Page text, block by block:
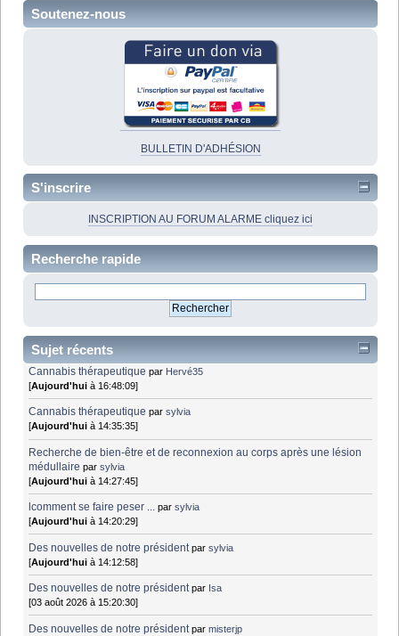
Soutenez-nous
BULLETIN D'ADHÉSION
S'inscrire
INSCRIPTION AU FORUM ALARME cliquez ici
Recherche rapide
Sujet récents
Cannabis thérapeutique par Hervé35
[Aujourd'hui à 16:48:09]
Cannabis thérapeutique parsylvia
[Aujourd'hui à 14:35:35]
Recherche de bien-être et de reconnexion au corps après une lésion
médullaire parsylvia
[Aujourd'hui à 14:27:45]
lcomment se faire peser ... parsylvia
[Aujourd'hui à 14:20:29]
Des nouvelles de notre président parsylvia
[Aujourd'hui à 14:12:58]
Des nouvelles de notre président par Isa
[03 août 2026 à 15:20:30]
Des nouvelles de notre président parmisterjp